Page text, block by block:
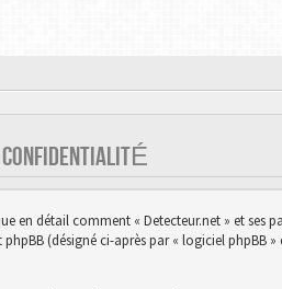
en détail comment « Detecteur.net » et ses
(désigné ci-après par « logiciel phpBB